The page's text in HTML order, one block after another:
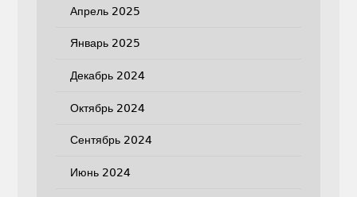
Апрель 2025
Январь 2025
Декабрь 2024
Октябрь 2024
Сентябрь 2024
Июнь 2024